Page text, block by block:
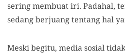
sering membuat iri. Padahal,
sedang berjuang tentang hal
Meski begitu, media sosial